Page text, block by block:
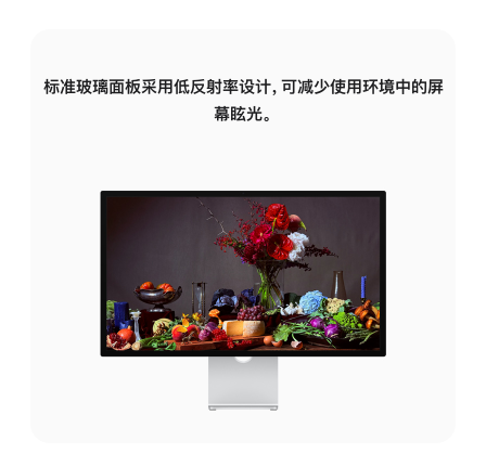
标准玻璃面板采用低反射率设计，可减少使用环境中的屏
幕眩光。